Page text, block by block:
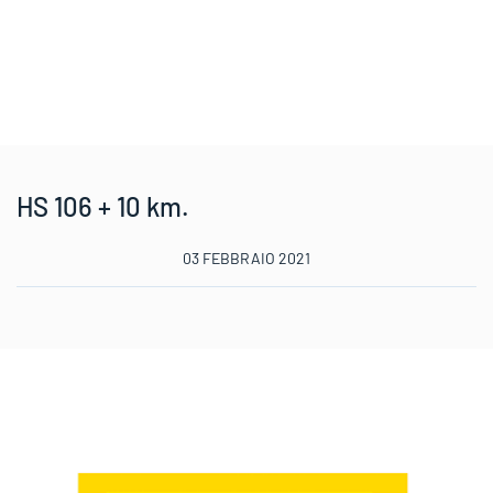
HS 106 + 10 km.
03 FEBBRAIO 2021